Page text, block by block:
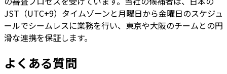
JST（UTC+9）タイムゾーンと月曜日から金曜日のスケジュ
ールでシームレスに業務を行い、東京や大阪のチームとの円
滑な連携を保証します。
よくある質問